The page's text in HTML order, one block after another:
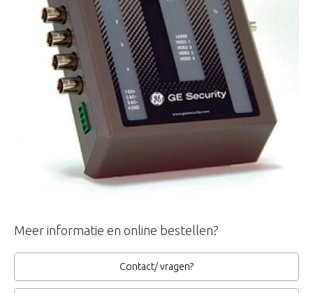
Meer informatie en online bestellen?
Contact/ vragen?